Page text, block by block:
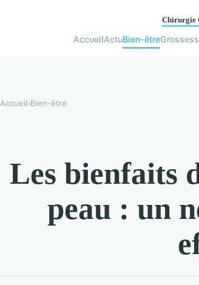
AccueilActuBien-être
Accueil›Bien-être
Les bienfaits
peau : un